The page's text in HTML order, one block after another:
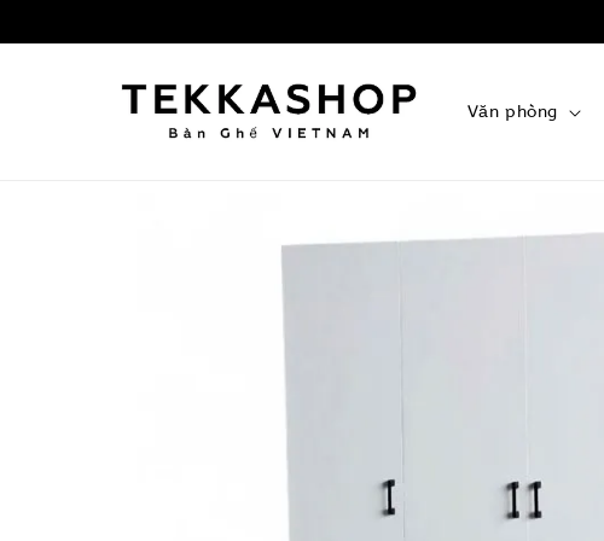
Văn phòng